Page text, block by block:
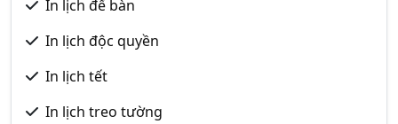
In lịch để bàn
In lịch độc quyền
In lịch tết
In lịch treo tường